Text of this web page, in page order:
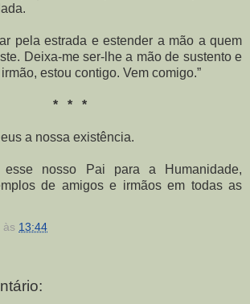
pela estrada e estender a mão a quem
Deixa-me ser-lhe a mão de sustento e
irmão, estou contigo. Vem comigo.”
* * *
a nossa existência.
esse nosso Pai para a Humanidade,
de amigos e irmãos em todas as
às 13:44